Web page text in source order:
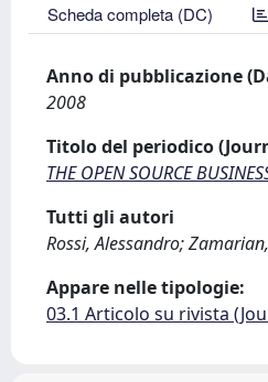
Scheda completa (DC)
Anno di pubblicazione
2008
Titolo del periodico
THE OPEN SOURCE
Tutti gli autori
Rossi, Alessandro;
Appare nelle tipologie:
03.1 Articolo su rivista